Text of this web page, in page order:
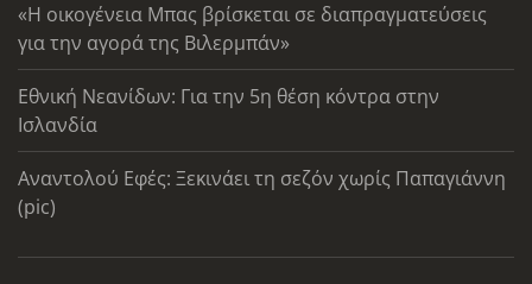
«Η οικογένεια Μπας βρίσκεται σε διαπραγματεύσεις
για την αγορά της Βιλερμπάν»
Εθνική Νεανίδων: Για την 5η θέση κόντρα στην
Ισλανδία
Αναντολού Εφές: Ξεκινάει τη σεζόν χωρίς Παπαγιάννη
(pic)